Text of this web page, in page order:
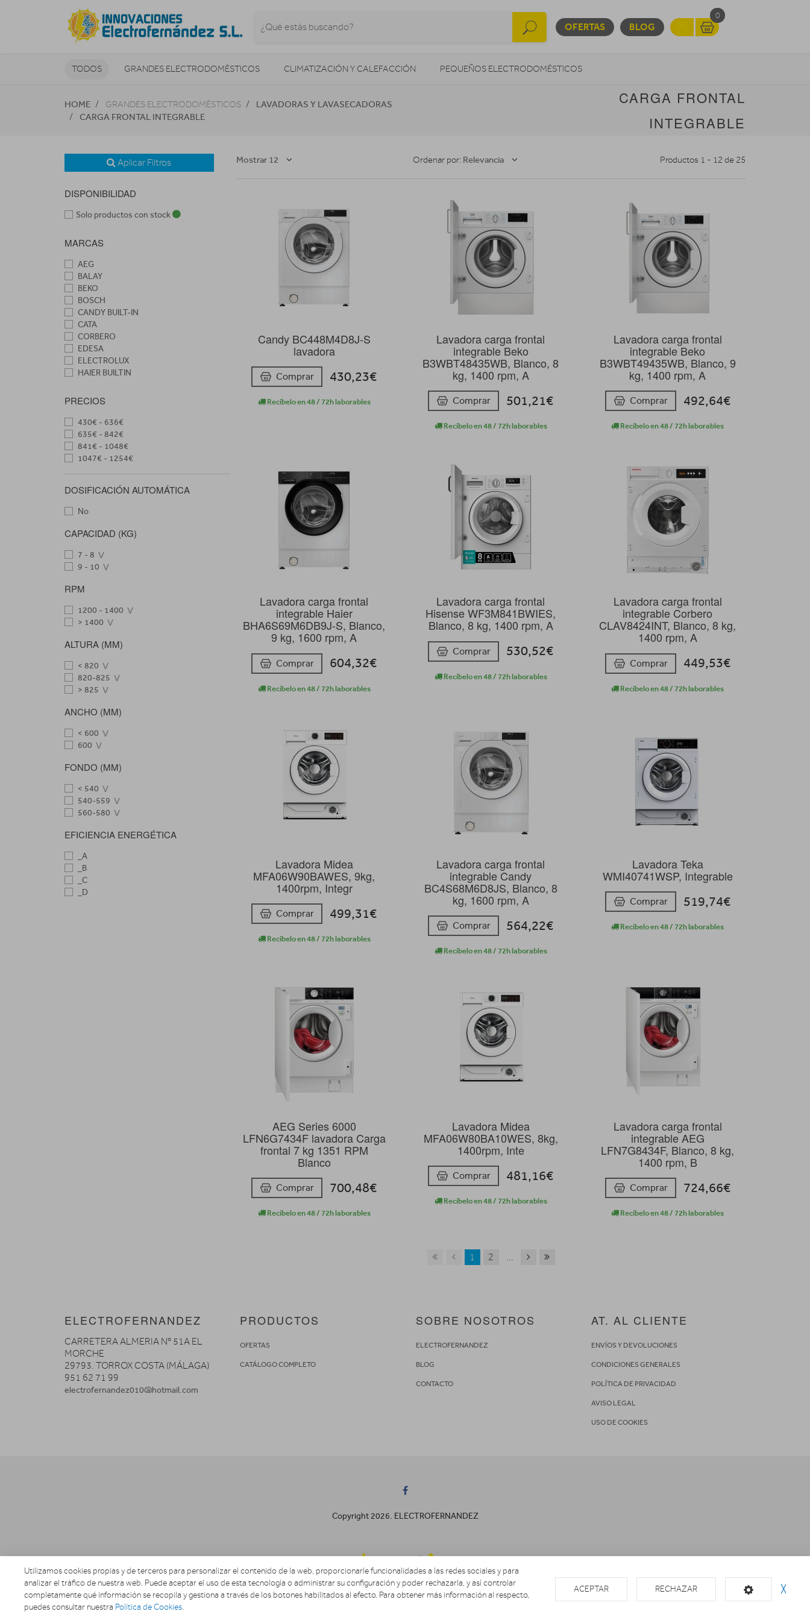
OFERTAS BLOG
0
TODOS GRANDES ELECTRODOMÉSTICOS CLIMATIZACIÓN Y CALEFACCIÓN PEQUEÑOS ELECTRODOMÉSTICOS
TELEVISORES Y REPRODUCTORES SONIDO / AUDIO CÁMARAS FOTO/VÍDEO INFORMÁTICA MOVILIDAD URBANA
HOME GRANDES ELECTRODOMÉSTICOS
LAVADORAS Y LAVASECADORAS
CARGA FRONTAL INTEGRABLE
CARGA FRONTAL
INTEGRABLE
Aplicar Filtros
DISPONIBILIDAD
Solo productos con stock
MARCAS
AEG
BALAY
BEKO
BOSCH
CANDY BUILT-IN
CATA
CORBERO
EDESA
ELECTROLUX
HAIER BUILTIN
MIDEA
TEKA
WHIRLPOOL
PRECIOS
430€ - 636€
635€ - 842€
841€ - 1048€
1047€ - 1254€
DOSIFICACIÓN AUTOMÁTICA
No
CAPACIDAD (KG)
7 - 8
9 - 10
RPM
1200 - 1400
> 1400
ALTURA (MM)
< 820
820-825
> 825
ANCHO (MM)
< 600
600
FONDO (MM)
< 540
540-559
560-580
EFICIENCIA ENERGÉTICA
_A
_B
_C
_D
Mostrar 12 Ordenar por: Relevancia Productos 1 - 12 de 25
Candy BC448M4D8J-S
lavadora
Comprar 430,23€
Recíbelo en 48 / 72h laborables
Lavadora carga frontal
integrable Beko
B3WBT48435WB, Blanco, 8
kg, 1400 rpm, A
Comprar 501,21€
Recíbelo en 48 / 72h laborables
Lavadora carga frontal
integrable Beko
B3WBT49435WB, Blanco, 9
kg, 1400 rpm, A
Comprar 492,64€
Recíbelo en 48 / 72h laborables
Lavadora carga frontal
integrable Haier
BHA6S69M6DB9J-S, Blanco,
9 kg, 1600 rpm, A
Comprar 604,32€
Recíbelo en 48 / 72h laborables
Lavadora carga frontal
Hisense WF3M841BWIES,
Blanco, 8 kg, 1400 rpm, A
Comprar 530,52€
Recíbelo en 48 / 72h laborables
Lavadora carga frontal
integrable Corbero
CLAV8424INT, Blanco, 8 kg,
1400 rpm, A
Comprar 449,53€
Recíbelo en 48 / 72h laborables
Lavadora Midea
MFA06W90BAWES, 9kg,
1400rpm, Integr
Comprar 499,31€
Recíbelo en 48 / 72h laborables
Lavadora carga frontal
integrable Candy
BC4S68M6D8JS, Blanco, 8
kg, 1600 rpm, A
Comprar 564,22€
Recíbelo en 48 / 72h laborables
Lavadora Teka
WMI40741WSP, Integrable
Comprar 519,74€
Recíbelo en 48 / 72h laborables
AEG Series 6000
LFN6G7434F lavadora Carga
frontal 7 kg 1351 RPM
Blanco
Comprar 700,48€
Recíbelo en 48 / 72h laborables
Lavadora Midea
MFA06W80BA10WES, 8kg,
1400rpm, Inte
Comprar 481,16€
Recíbelo en 48 / 72h laborables
Lavadora carga frontal
integrable AEG
LFN7G8434F, Blanco, 8 kg,
1400 rpm, B
Comprar 724,66€
Recíbelo en 48 / 72h laborables
1 2 ...
ELECTROFERNANDEZ
CARRETERA ALMERIA Nº 51A EL
MORCHE
29793. TORROX COSTA (MÁLAGA)
951 62 71 99
electrofernandez010@hotmail.com
PRODUCTOS
OFERTAS
CATÁLOGO COMPLETO
SOBRE NOSOTROS
ELECTROFERNANDEZ
BLOG
CONTACTO
AT. AL CLIENTE
ENVÍOS Y DEVOLUCIONES
CONDICIONES GENERALES
POLÍTICA DE PRIVACIDAD
AVISO LEGAL
USO DE COOKIES
Copyright 2026. ELECTROFERNANDEZ
Utilizamos cookies propias y de terceros para personalizar el contenido de la web, proporcionarle funcionalidades a las redes sociales y para
analizar el tráfico de nuestra web. Puede aceptar el uso de esta tecnología o administrar su configuración y poder rechazarla, y así controlar
completamente qué información se recopila y gestiona a través de los botones habilitados al efecto. Para obtener más información al respecto,
puedes consultar nuestra Política de Cookies.
ACEPTAR RECHAZAR ╳